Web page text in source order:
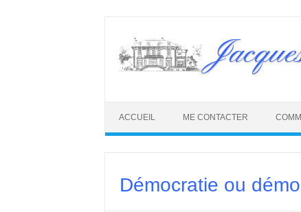
content
ACCUEIL ME CONTACTER
Démocratie ou